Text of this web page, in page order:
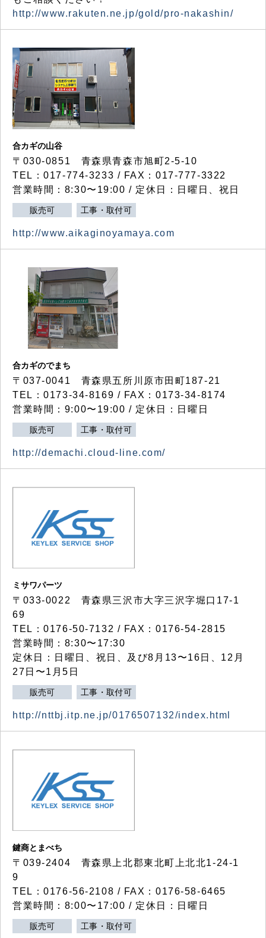
http://www.rakuten.ne.jp/gold/pro-nakashin/
合カギの山谷
〒030-0851 青森県青森市旭町2-5-10
TEL：017-774-3233 / FAX：017-777-3322
営業時間：8:30〜19:00 / 定休日：日曜日、祝日
販売可 工事・取付可
http://www.aikaginoyamaya.com
合カギのでまち
〒037-0041 青森県五所川原市田町187-21
TEL：0173-34-8169 / FAX：0173-34-8174
営業時間：9:00〜19:00 / 定休日：日曜日
販売可 工事・取付可
http://demachi.cloud-line.com/
ミサワパーツ
〒033-0022 青森県三沢市大字三沢字堀口17-1
69
TEL：0176-50-7132 / FAX：0176-54-2815
営業時間：8:30〜17:30
定休日：日曜日、祝日、及び8月13〜16日、12月
27日〜1月5日
販売可 工事・取付可
http://nttbj.itp.ne.jp/0176507132/index.html
鍵商とまべち
〒039-2404 青森県上北郡東北町上北北1-24-1
9
TEL：0176-56-2108 / FAX：0176-58-6465
営業時間：8:00〜17:00 / 定休日：日曜日
販売可 工事・取付可